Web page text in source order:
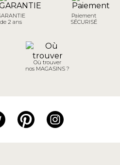
de 2 ans
Paiement
SÉCURISÉ
Où trouver
nos MAGASINS ?